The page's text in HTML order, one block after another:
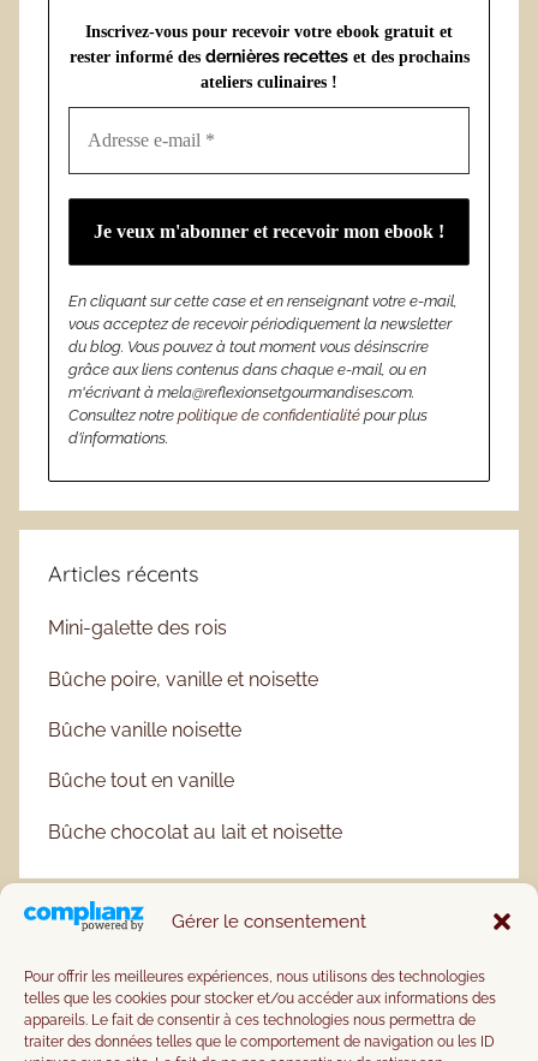
Gérer le consentement
Pour offrir les meilleures expériences, nous utilisons des technologies
telles que les cookies pour stocker et/ou accéder aux informations des
appareils. Le fait de consentir à ces technologies nous permettra de
traiter des données telles que le comportement de navigation ou les ID
Inscrivez-vous pour recevoir votre ebook gratuit et
rester informé des dernières recettes et des prochains
ateliers culinaires !
En cliquant sur cette case et en renseignant votre e-mail,
vous acceptez de recevoir périodiquement la newsletter
du blog. Vous pouvez à tout moment vous désinscrire
grâce aux liens contenus dans chaque e-mail, ou en
m'écrivant à mela@reflexionsetgourmandises.com.
Consultez notre politique de confidentialité pour plus
d’informations.
Articles récents
Mini-galette des rois
Bûche poire, vanille et noisette
Bûche vanille noisette
Bûche tout en vanille
Bûche chocolat au lait et noisette